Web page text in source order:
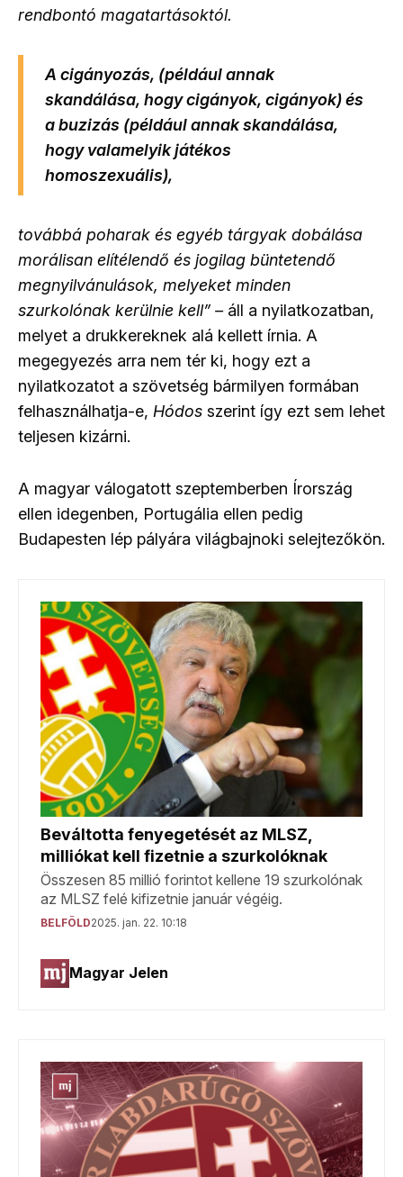
rendbontó magatartásoktól.
A cigányozás, (például annak
skandálása, hogy cigányok, cigányok) és
a buzizás (például annak skandálása,
hogy valamelyik játékos
homoszexuális),
továbbá poharak és egyéb tárgyak dobálása
morálisan elítélendő és jogilag büntetendő
megnyilvánulások, melyeket minden
szurkolónak kerülnie kell” – áll a nyilatkozatban,
melyet a drukkereknek alá kellett írnia. A
megegyezés arra nem tér ki, hogy ezt a
nyilatkozatot a szövetség bármilyen formában
felhasználhatja-e, Hódos szerint így ezt sem lehet
teljesen kizárni.
A magyar válogatott szeptemberben Írország
ellen idegenben, Portugália ellen pedig
Budapesten lép pályára világbajnoki selejtezőkön.